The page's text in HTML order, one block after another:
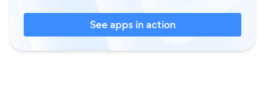
See apps in action